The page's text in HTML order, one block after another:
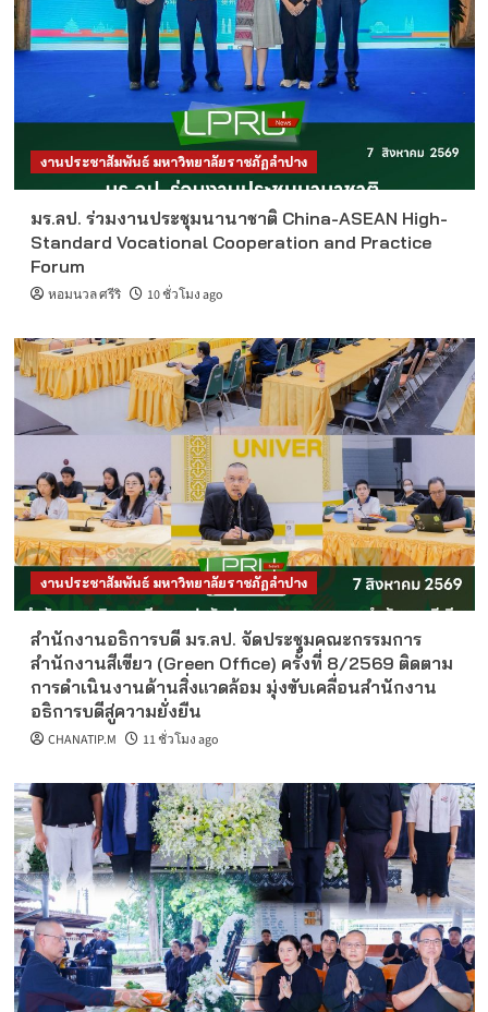
งานประชาสัมพันธ์ มหาวิทยาลัยราชภัฏลำปาง
มร.ลป. ร่วมงานประชุมนานาชาติ China-ASEAN High-
Standard Vocational Cooperation and Practice
Forum
หอมนวล ศรีริ 10 ชั่วโมง ago
งานประชาสัมพันธ์ มหาวิทยาลัยราชภัฏลำปาง
สำนักงานอธิการบดี มร.ลป. จัดประชุมคณะกรรมการ
สำนักงานสีเขียว (Green Office) ครั้งที่ 8/2569 ติดตาม
การดำเนินงานด้านสิ่งแวดล้อม มุ่งขับเคลื่อนสำนักงาน
อธิการบดีสู่ความยั่งยืน
CHANATIP.M 11 ชั่วโมง ago